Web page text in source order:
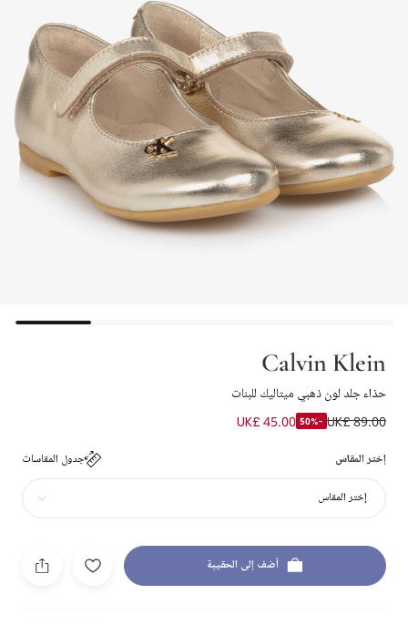
Calvin Klein
حذاء جلد لون ذهبي ميتاليك للبنات
UK£ 89.00
-50%
UK£ 45.00
إختر المقاس جدول المقاسات
إختر المقاس
أضف إلى الحقيبة